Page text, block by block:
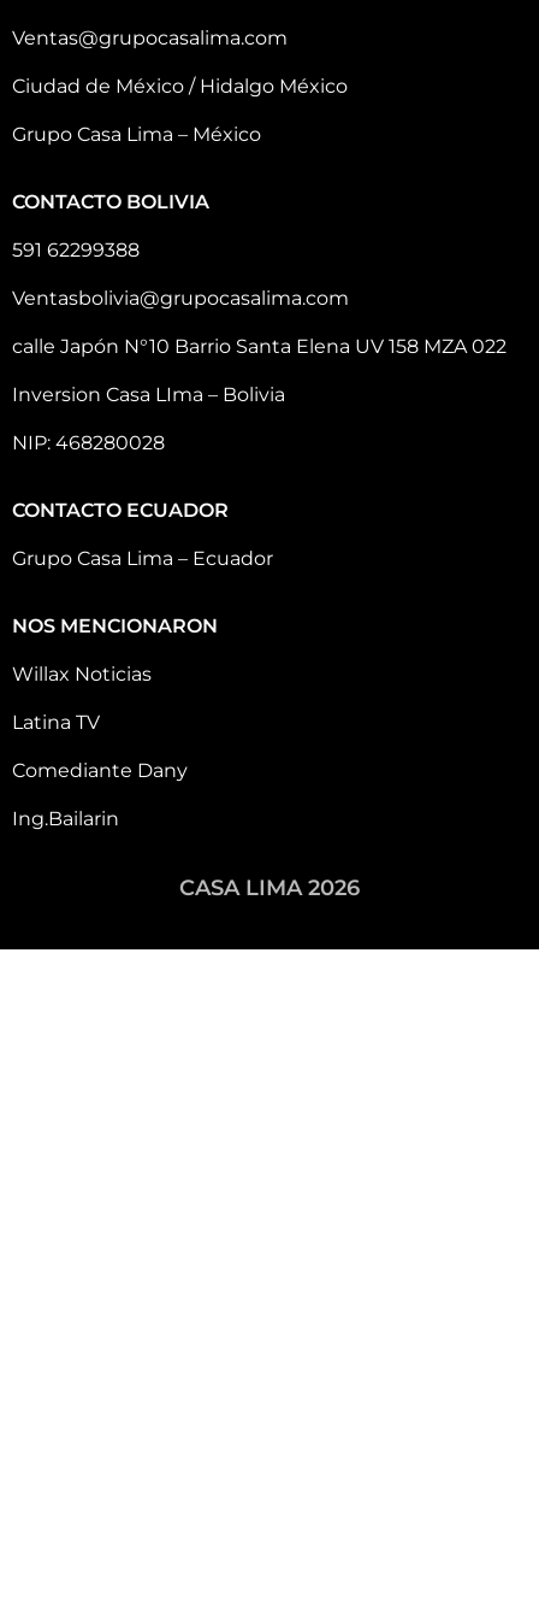
Ventas@grupocasalima.com
Ciudad de México / Hidalgo México
Grupo Casa Lima – México
CONTACTO BOLIVIA
591 62299388
Ventasbolivia@grupocasalima.com
calle Japón N°10 Barrio Santa Elena UV 158 MZA 022
Inversion Casa LIma – Bolivia
NIP: 468280028
CONTACTO ECUADOR
Grupo Casa Lima – Ecuador
NOS MENCIONARON
Willax Noticias
Latina TV
Comediante Dany
Ing.Bailarin
CASA LIMA 2026